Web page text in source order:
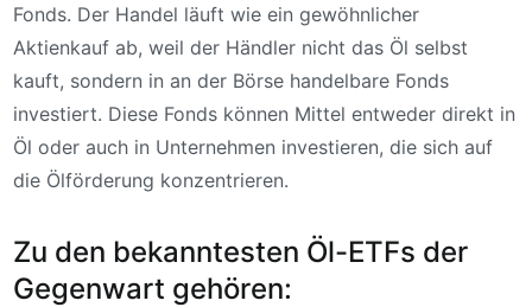
Fonds. Der Handel läuft wie ein gewöhnlicher
Aktienkauf ab, weil der Händler nicht das Öl selbst
kauft, sondern in an der Börse handelbare Fonds
investiert. Diese Fonds können Mittel entweder direkt in
Öl oder auch in Unternehmen investieren, die sich auf
die Ölförderung konzentrieren.
Zu den bekanntesten Öl-ETFs der
Gegenwart gehören: